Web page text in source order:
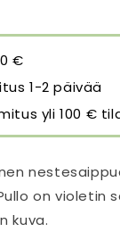
€
1-2 päivää
yli 100 €
on violetin
kuva.